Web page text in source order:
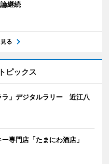
継続
る
ピックス
ラ」デジタルラリー 近江八
ー専門店「たまにわ酒店」